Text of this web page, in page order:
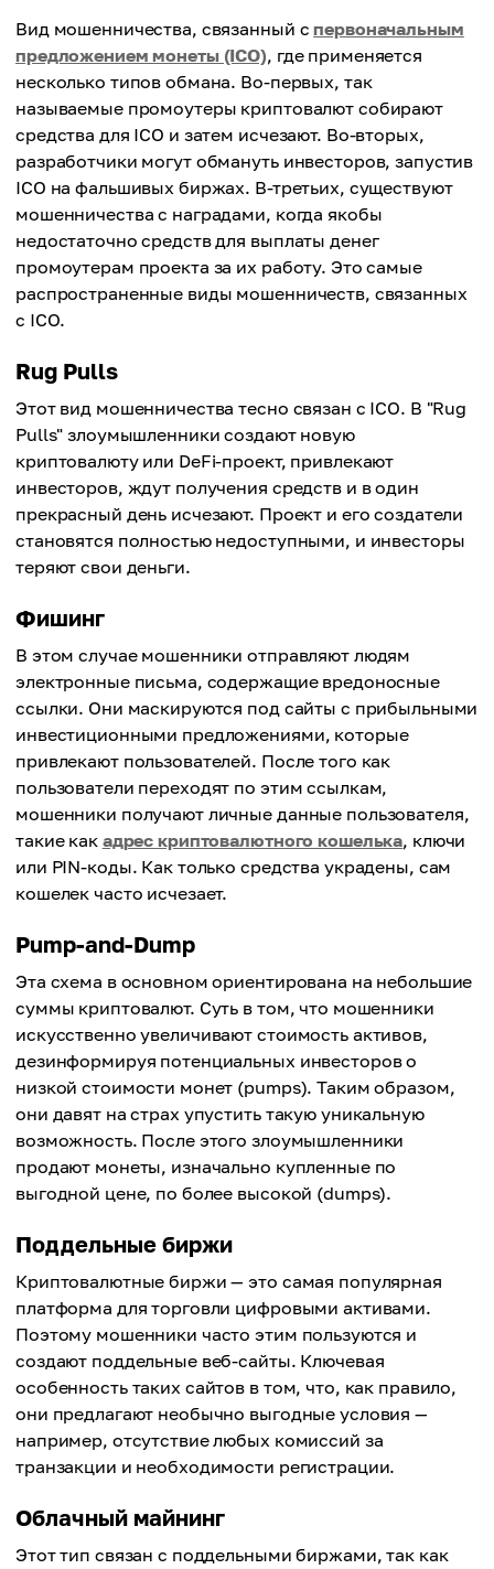
Вид мошенничества, связанный спервоначальным
предложением монеты (ICO), где применяется
несколько типов обмана. Во-первых, так
называемые промоутеры криптовалют собирают
средства для ICO и затем исчезают. Во-вторых,
разработчики могут обмануть инвесторов, запустив
ICO на фальшивых биржах. В-третьих, существуют
мошенничества с наградами, когда якобы
недостаточно средств для выплаты денег
промоутерам проекта за их работу. Это самые
распространенные виды мошенничеств, связанных
с ICO.
Rug Pulls
Этот вид мошенничества тесно связан с ICO. В "Rug
Pulls" злоумышленники создают новую
криптовалюту или DeFi-проект, привлекают
инвесторов, ждут получения средств и в один
прекрасный день исчезают. Проект и его создатели
становятся полностью недоступными, и инвесторы
теряют свои деньги.
Фишинг
В этом случае мошенники отправляют людям
электронные письма, содержащие вредоносные
ссылки. Они маскируются под сайты с прибыльными
инвестиционными предложениями, которые
привлекают пользователей. После того как
пользователи переходят по этим ссылкам,
мошенники получают личные данные пользователя,
такие как адрес криптовалютного кошелька, ключи
или PIN-коды. Как только средства украдены, сам
кошелек часто исчезает.
Pump-and-Dump
Эта схема в основном ориентирована на небольшие
суммы криптовалют. Суть в том, что мошенники
искусственно увеличивают стоимость активов,
дезинформируя потенциальных инвесторов о
низкой стоимости монет (pumps). Таким образом,
они давят на страх упустить такую уникальную
возможность. После этого злоумышленники
продают монеты, изначально купленные по
выгодной цене, по более высокой (dumps).
Поддельные биржи
Криптовалютные биржи — это самая популярная
платформа для торговли цифровыми активами.
Поэтому мошенники часто этим пользуются и
создают поддельные веб-сайты. Ключевая
особенность таких сайтов в том, что, как правило,
они предлагают необычно выгодные условия —
например, отсутствие любых комиссий за
транзакции и необходимости регистрации.
Облачный майнинг
Этот тип связан с поддельными биржами, так как